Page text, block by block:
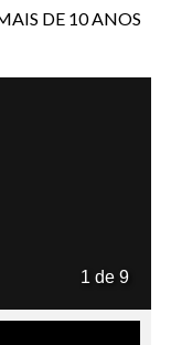
DE 10 ANOS
1 de 9